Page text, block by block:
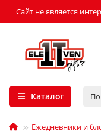
Сайт не является
Каталог
Ежедневники и